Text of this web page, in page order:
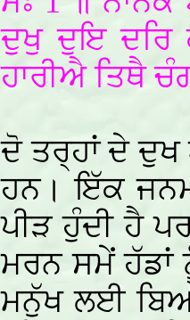
ਦੁਖੁ ਦੁਇ ਦਰਿ
ਹਾਰੀਐ ਤਿਥੈ
ਦੋ ਤਰ੍ਹਾਂ ਦੇ
ਹਨ। ਇੱਕ
ਪੀੜ ਹੁੰਦੀ ਹੈ
ਮਰਨ ਸਮੇਂ ਹੱਡਾਂ
ਮਨੁੱਖ ਲਈ